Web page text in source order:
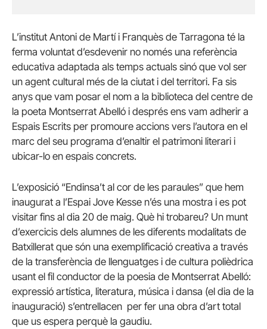
L’institut Antoni de Martí i Franquès de Tarragona té la
ferma voluntat d’esdevenir no només una referència
educativa adaptada als temps actuals sinó que vol ser
un agent cultural més de la ciutat i del territori. Fa sis
anys que vam posar el nom a la biblioteca del centre de
la poeta Montserrat Abelló i després ens vam adherir a
Espais Escrits per promoure accions vers l’autora en el
marc del seu programa d’enaltir el patrimoni literari i
ubicar-lo en espais concrets.
L’exposició “Endinsa’t al cor de les paraules” que hem
inaugurat a l’Espai Jove Kesse n’és una mostra i es pot
visitar fins al dia 20 de maig. Què hi trobareu? Un munt
d’exercicis dels alumnes de les diferents modalitats de
Batxillerat que són una exemplificació creativa a través
de la transferència de llenguatges i de cultura polièdrica
usant el fil conductor de la poesia de Montserrat Abelló:
expressió artística, literatura, música i dansa (el dia de la
inauguració) s’entrellacen per fer una obra d’art total
que us espera perquè la gaudiu.